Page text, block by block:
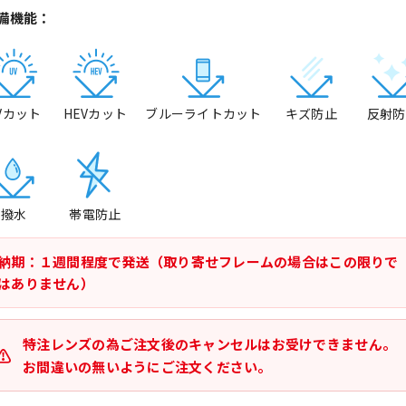
機能：
ット HEVカット ブルーライトカット キズ防止 反射
撥水 帯電防止
期：１週間程度で発送（取り寄せフレームの場合はこの限りで
ありません）
特注レンズの為ご注文後のキャンセルはお受けできません。
お間違いの無いようにご注文ください。